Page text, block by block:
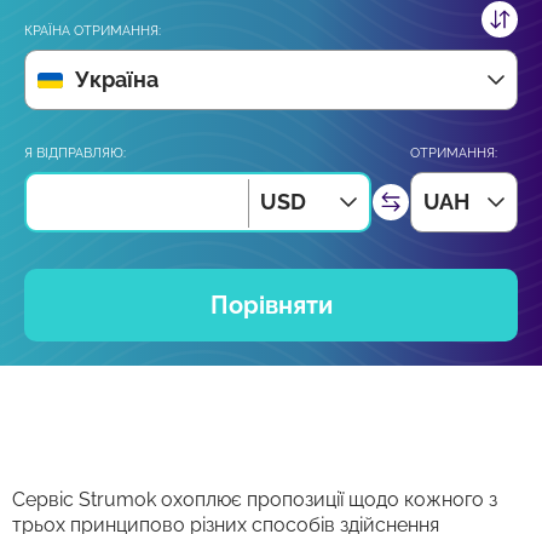
КРАЇНА ОТРИМАННЯ:
Україна
Я ВІДПРАВЛЯЮ:
USD
ОТРИМАННЯ:
UAH
Порівняти
Сервіс Strumok охоплює пропозиції щодо кожного з
трьох принципово різних способів здійснення